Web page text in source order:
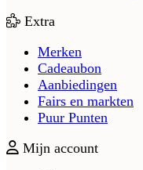
Extra
Merken
Cadeaubon
Aanbiedingen
Fairs en markten
Puur Punten
Mijn account